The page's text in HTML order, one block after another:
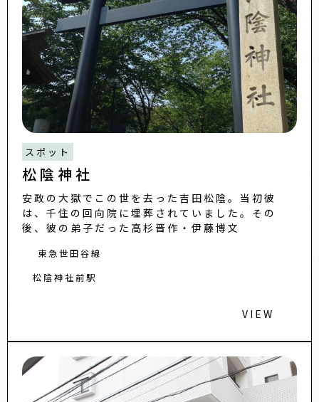
スポット
松陰神社
安政の大獄でこの世を去った吉田松陰。当初彼
は、千住の回向院に埋葬されていました。その
後、彼の弟子だった高杉晋作・伊藤博文
東急世田谷線
松陰神社前駅
VIEW